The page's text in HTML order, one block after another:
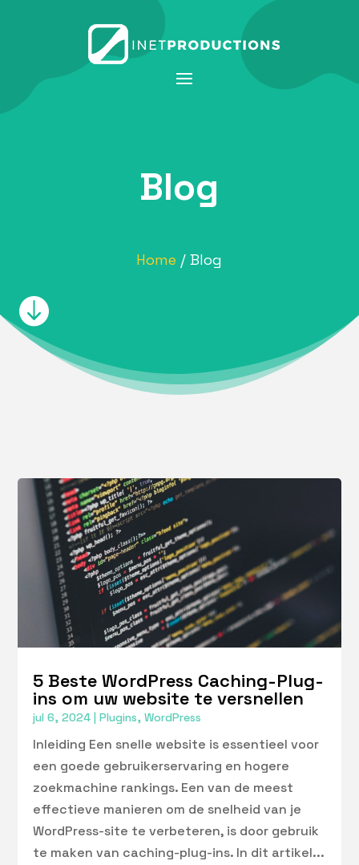
Blog
Home / Blog

5 Beste WordPress Caching-Plug-
ins om uw website te versnellen
jul 6, 2024 |Plugins,WordPress
Inleiding Een snelle website is essentieel voor
een goede gebruikerservaring en hogere
zoekmachine rankings. Een van de meest
effectieve manieren om de snelheid van je
WordPress-site te verbeteren, is door gebruik
te maken van caching-plug-ins. In dit artikel...